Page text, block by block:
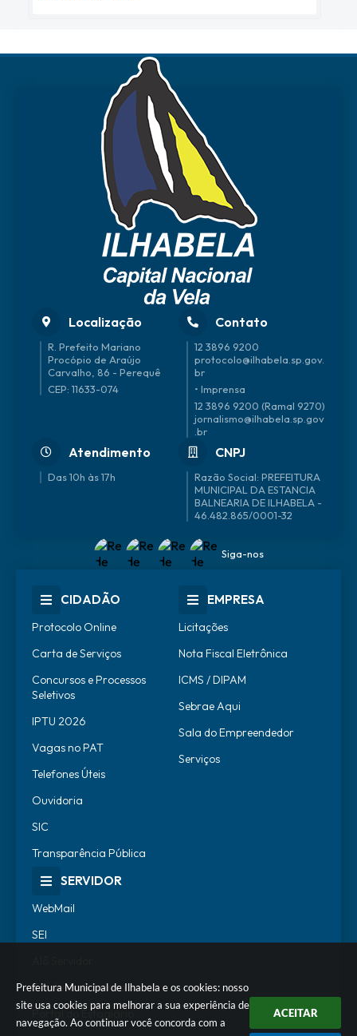
Prefeitura Municipal de Ilhabela e os cookies: nosso
site usa cookies para melhorar a sua experiência de
navegação. Ao continuar você concorda com a
ACEITAR
Localização
R. Prefeito Mariano
Procópio de Araújo
Carvalho, 86 - Perequê
CEP: 11633-074
Contato
12 3896 9200
protocolo@ilhabela.sp.gov.
br
• Imprensa
12 3896 9200 (Ramal 9270)
jornalismo@ilhabela.sp.gov
.br
Atendimento
Das 10h às 17h
CNPJ
46.482.865/0001-32
Siga-nos
CIDADÃO
Protocolo Online
Carta de Serviços
Concursos e Processos
Seletivos
IPTU 2026
Vagas no PAT
Telefones Úteis
Ouvidoria
SIC
Transparência Pública
EMPRESA
Licitações
Nota Fiscal Eletrônica
ICMS / DIPAM
Sebrae Aqui
Sala do Empreendedor
Serviços
SERVIDOR
WebMail
SEI
Escola de Governo
Portal do Estagiário